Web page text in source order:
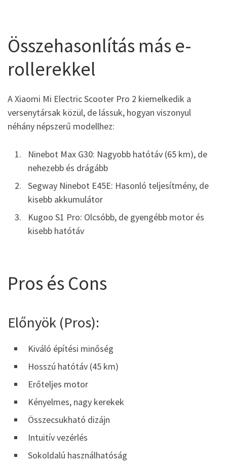
Összehasonlítás más e-
rollerekkel
A Xiaomi Mi Electric Scooter Pro 2 kiemelkedik a
versenytársak közül, de lássuk, hogyan viszonyul
néhány népszerű modellhez:
Ninebot Max G30: Nagyobb hatótáv (65 km), de
nehezebb és drágább
Segway Ninebot E45E: Hasonló teljesítmény, de
kisebb akkumulátor
Kugoo S1 Pro: Olcsóbb, de gyengébb motor és
kisebb hatótáv
Pros és Cons
Előnyök (Pros):
Kiváló építési minőség
Hosszú hatótáv (45 km)
Erőteljes motor
Kényelmes, nagy kerekek
Összecsukható dizájn
Intuitív vezérlés
Sokoldalú használhatóság